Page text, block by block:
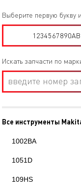
Выберите первую букву
1 234567890AB
Искать запчасти по
Все инструменты
1002BA
1051D
109HS